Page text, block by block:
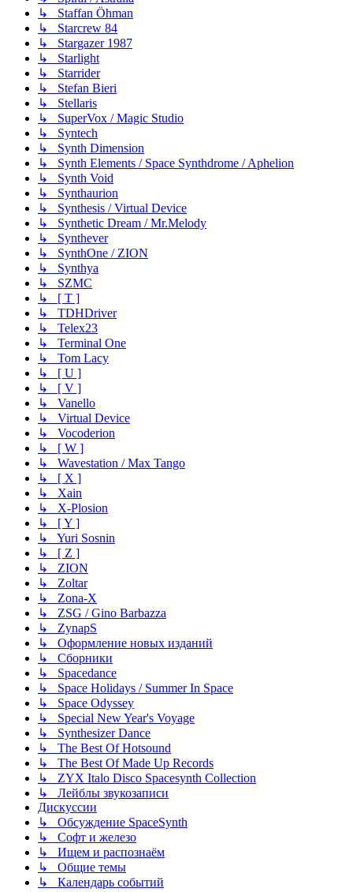
↳ Staffan Öhman
↳ Starcrew 84
↳ Stargazer 1987
↳ Starlight
↳ Starrider
↳ Stefan Bieri
↳ Stellaris
↳ SuperVox / Magic Studio
↳ Syntech
↳ Synth Dimension
↳ Synth Elements / Space Synthdrome / Aphelion
↳ Synth Void
↳ Synthaurion
↳ Synthesis / Virtual Device
↳ Synthetic Dream / Mr.Melody
↳ Synthever
↳ SynthOne / ZION
↳ Synthya
↳ SZMC
↳ [ T ]
↳ TDHDriver
↳ Telex23
↳ Terminal One
↳ Tom Lacy
↳ [ U ]
↳ [ V ]
↳ Vanello
↳ Virtual Device
↳ Vocoderion
↳ [ W ]
↳ Wavestation / Max Tango
↳ [ X ]
↳ Xain
↳ X-Plosion
↳ [ Y ]
↳ Yuri Sosnin
↳ [ Z ]
↳ ZION
↳ Zoltar
↳ Zona-X
↳ ZSG / Gino Barbazza
↳ ZynapS
↳ Оформление новых изданий
↳ Сборники
↳ Spacedance
↳ Space Holidays / Summer In Space
↳ Space Odyssey
↳ Special New Year's Voyage
↳ Synthesizer Dance
↳ The Best Of Hotsound
↳ The Best Of Made Up Records
↳ ZYX Italo Disco Spacesynth Collection
↳ Лейблы звукозаписи
Дискуссии
↳ Обсуждение SpaceSynth
↳ Софт и железо
↳ Ищем и распознаём
↳ Общие темы
↳ Календарь событий